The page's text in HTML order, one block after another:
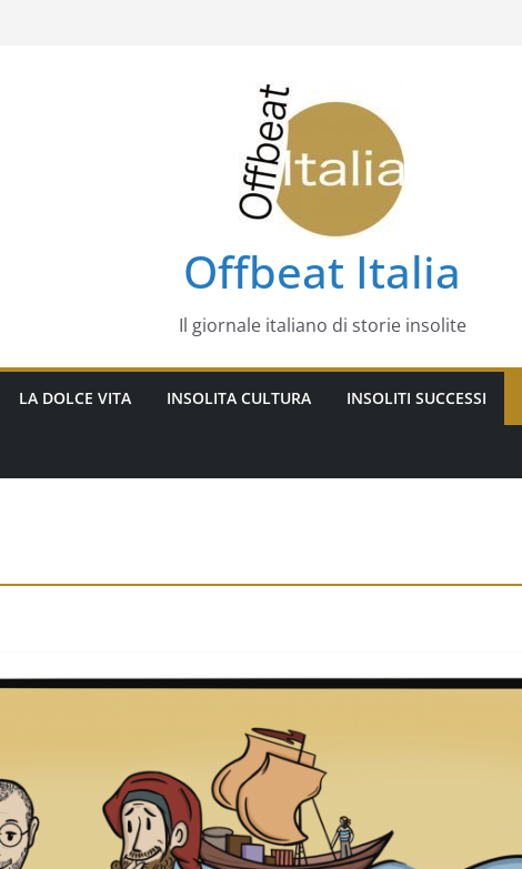
Offbeat Italia
Il giornale italiano di storie insolite
LA DOLCE VITA INSOLITA CULTURA INSOLITI SUCCESSI